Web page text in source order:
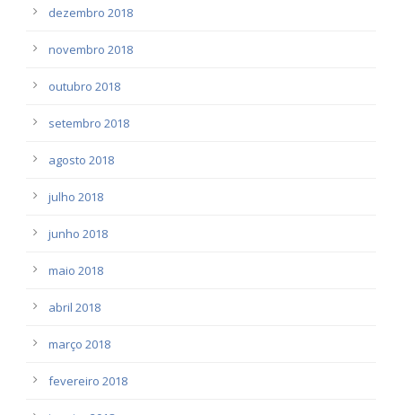
dezembro 2018
novembro 2018
outubro 2018
setembro 2018
agosto 2018
julho 2018
junho 2018
maio 2018
abril 2018
março 2018
fevereiro 2018